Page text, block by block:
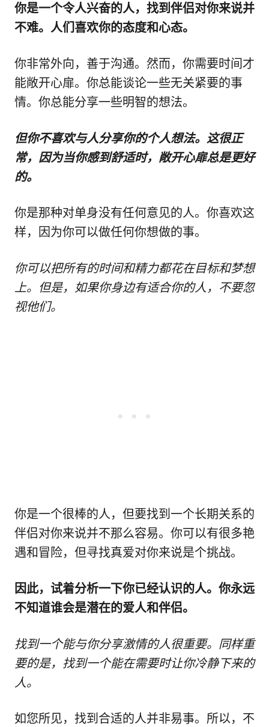
你是一个令人兴奋的人，找到伴侣对你来说并
不难。人们喜欢你的态度和心态。
你非常外向，善于沟通。然而，你需要时间才
能敞开心扉。你总能谈论一些无关紧要的事
情。你总能分享一些明智的想法。
但你不喜欢与人分享你的个人想法。这很正
常，因为当你感到舒适时，敞开心扉总是更好
的。
你是那种对单身没有任何意见的人。你喜欢这
样，因为你可以做任何你想做的事。
你可以把所有的时间和精力都花在目标和梦想
上。但是，如果你身边有适合你的人，不要忽
视他们。
你是一个很棒的人，但要找到一个长期关系的
伴侣对你来说并不那么容易。你可以有很多艳
遇和冒险，但寻找真爱对你来说是个挑战。
因此，试着分析一下你已经认识的人。你永远
不知道谁会是潜在的爱人和伴侣。
找到一个能与你分享激情的人很重要。同样重
要的是，找到一个能在需要时让你冷静下来的
人。
如您所见，找到合适的人并非易事。所以，不